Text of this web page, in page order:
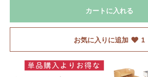
カートに入れる
お気に入りに追加 1